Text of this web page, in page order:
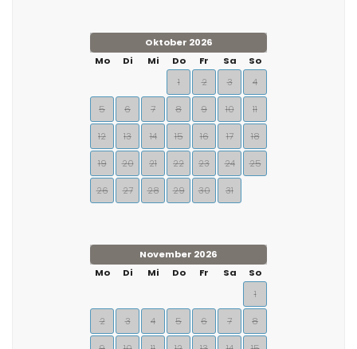
Oktober 2026
Mo
Di Mi Do Fr Sa
So
1
2 3 4
5 6 7 8 9 10 11
12 13 14 15 16 17 18
19 20 21 22 23 24 25
26 27 28 29 30 31
November 2026
Mo
Di Mi Do Fr Sa
So
1
2 3 4 5 6 7 8